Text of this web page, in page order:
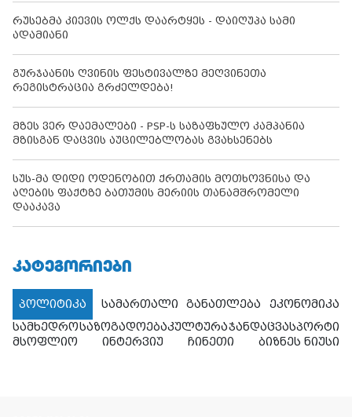
რუსებმა კიევის ოლქს დაარტყეს - დაიღუპა სამი
ადამიანი
გურჯაანის ღვინის ფესტივალზე მეღვინეთა
რეგისტრაცია გრძელდება!
მზეს ვერ დაემალები - PSP-ს საზაფხულო კამპანია
მზისგან დაცვის აუცილებლობას გვახსენებს
სუს-მა დიდი ოდენობით ქრთამის მოთხოვნისა და
აღების ფაქტზე ბათუმის მერიის თანამშრომელი
დააკავა
ᲙᲐᲢᲔᲒᲝᲠᲘᲔᲑᲘ
პოლიტიკა სამართალი განათლება
ეკონომიკა
სამხედროსაზოგადოებაკულტურაჯანდაცვასპორტი
მსოფლიო
ინტერვიუ ჩინეთი ბიზნეს ნიუსი